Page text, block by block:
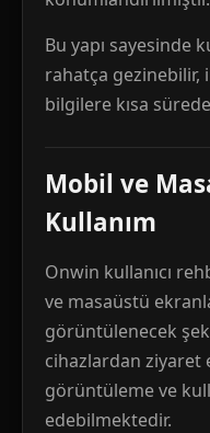
Bu yapı sayesinde
rahatça gezinebilir,
bilgilere kısa
Mobil ve
Kullanım
Onwin kullanıcı
ve masaüstü
görüntülenecek
cihazlardan ziyaret
görüntüleme ve
edebilmektedir.